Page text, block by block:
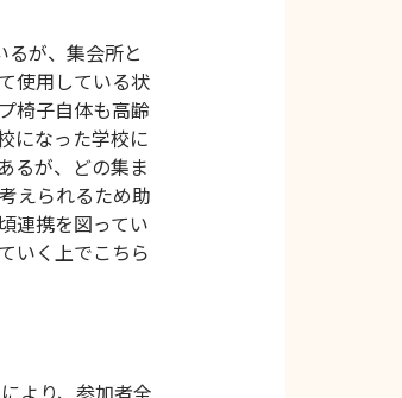
が、集会所と
使用している状
椅子自体も高齢
になった学校に
るが、どの集ま
えられるため助
連携を図ってい
いく上でこちら
より、参加者全